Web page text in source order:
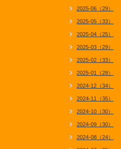
2025-06（29）
2025-05（33）
2025-04（25）
2025-03（29）
2025-02（33）
2025-01（28）
2024-12（34）
2024-11（35）
2024-10（30）
2024-09（30）
2024-08（24）